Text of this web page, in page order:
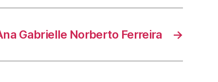
→
Gabrielle Norberto Ferreira